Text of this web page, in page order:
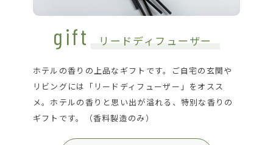
gift リードディフューザー
ホテルの香りの上品なギフトです。ご自宅の玄関や
リビングには「リードディフューザー」をオスス
メ。ホテルの香りと思い出が溢れる、特別な香りの
ギフトです。（香料製造のみ）